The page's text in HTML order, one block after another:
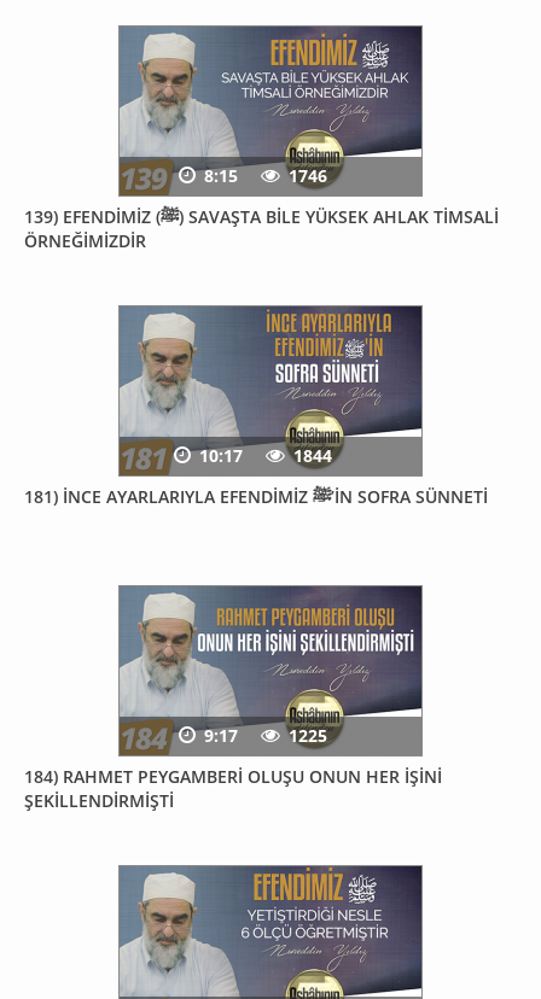
139) EFENDİMİZ (ﷺ) SAVAŞTA BİLE YÜKSEK AHLAK TİMSALİ
ÖRNEĞİMİZDİR
8:15 1746
181) İNCE AYARLARIYLA EFENDİMİZ ﷺ’İN SOFRA SÜNNETİ
10:17 1844
184) RAHMET PEYGAMBERİ OLUŞU ONUN HER İŞİNİ
ŞEKİLLENDİRMİŞTİ
9:17 1225